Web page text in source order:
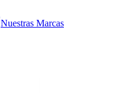
Nuestras Marcas